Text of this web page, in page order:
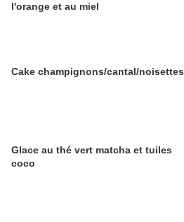
l'orange et au miel
Cake champignons/cantal/noisettes
Glace au thé vert matcha et tuiles
coco